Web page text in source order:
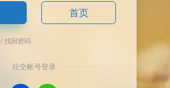
首页
/找回密码
社交帐号登录